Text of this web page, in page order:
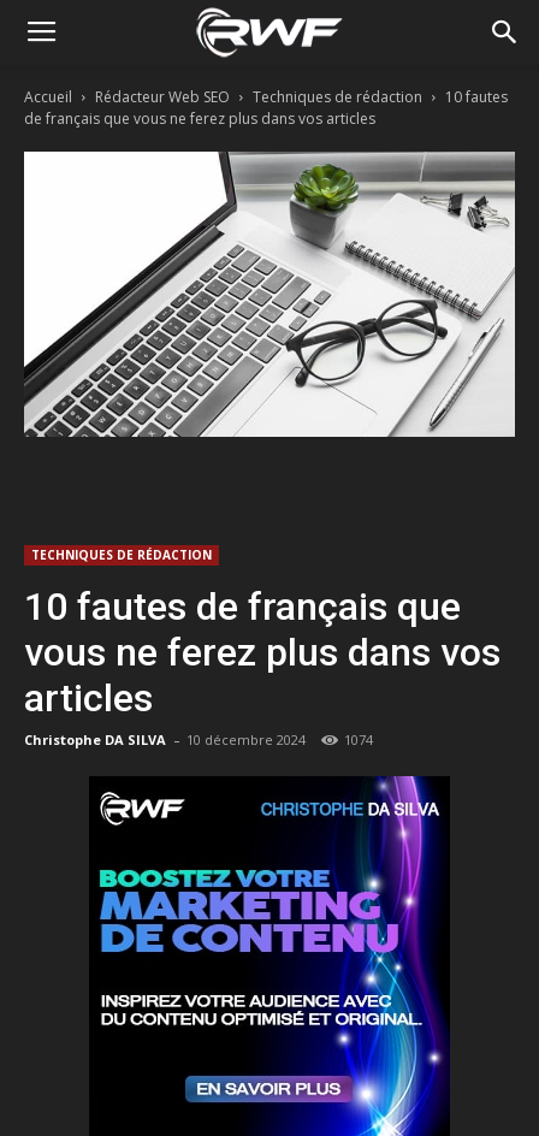
Accueil Rédacteur Web SEO Techniques de rédaction
10 fautes
de français que vous ne ferez plus dans vos articles
TECHNIQUES DE RÉDACTION
10 fautes de français que
vous ne ferez plus dans vos
articles
Christophe DA SILVA - 10 décembre 2024 1074